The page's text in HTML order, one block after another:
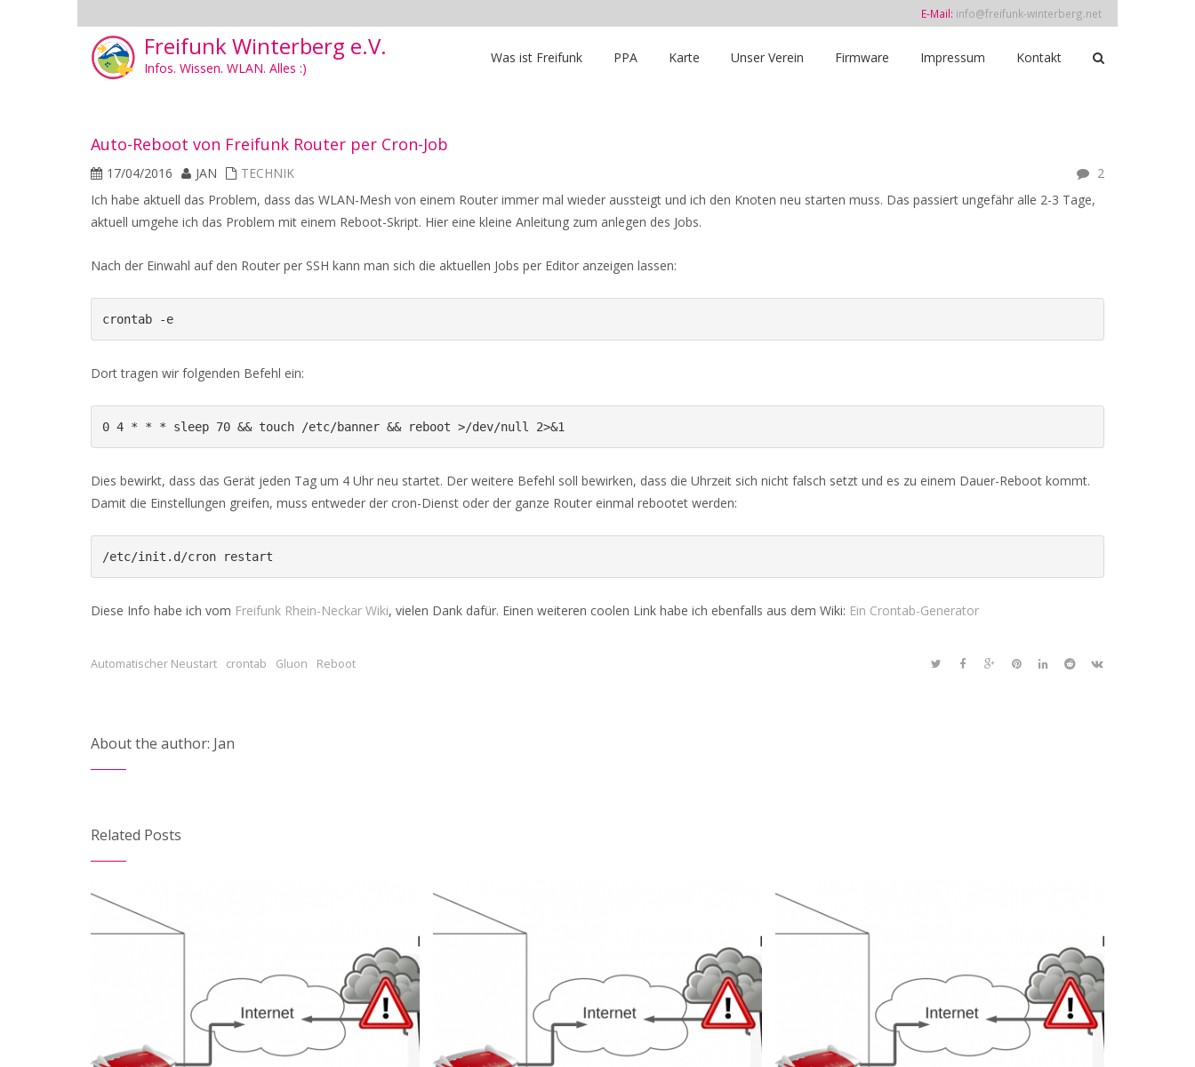
E-Mail: info@freifunk-winterberg.net
Freifunk Winterberg e.V.
Infos. Wissen. WLAN. Alles :)
Was ist Freifunk PPA Karte Unser Verein Firmware Impressum Kontakt
Auto-Reboot von Freifunk Router per Cron-Job
17/04/2016 JAN TECHNIK
2
Ich habe aktuell das Problem, dass das WLAN-Mesh von einem Router immer mal wieder aussteigt und ich den Knoten neu starten muss. Das passiert ungefähr alle 2-3 Tage,
aktuell umgehe ich das Problem mit einem Reboot-Skript. Hier eine kleine Anleitung zum anlegen des Jobs.
Nach der Einwahl auf den Router per SSH kann man sich die aktuellen Jobs per Editor anzeigen lassen:
crontab -e
Dort tragen wir folgenden Befehl ein:
0 4 * * * sleep 70 && touch /etc/banner && reboot >/dev/null 2>&1
Dies bewirkt, dass das Gerät jeden Tag um 4 Uhr neu startet. Der weitere Befehl soll bewirken, dass die Uhrzeit sich nicht falsch setzt und es zu einem Dauer-Reboot kommt.
Damit die Einstellungen greifen, muss entweder der cron-Dienst oder der ganze Router einmal rebootet werden:
/etc/init.d/cron restart
Diese Info habe ich vom Freifunk Rhein-Neckar Wiki, vielen Dank dafür. Einen weiteren coolen Link habe ich ebenfalls aus dem Wiki: Ein Crontab-Generator
Automatischer Neustart crontab Gluon Reboot
About the author: Jan
Related Posts